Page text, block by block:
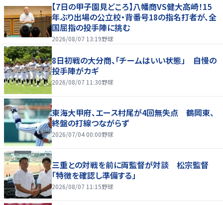
【7日の甲子園見どころ】八幡商VS健大高崎！15
年ぶり出場の公立校・背番号18の指名打者が、全
国屈指の投手陣に挑む
2026/08/07 13:19野球
8日初戦の大分商、「チームはいい状態」 自慢の
投手陣がカギ
2026/08/07 11:30野球
東海大甲府、エース村尾が4回無失点 鶴岡東、
終盤の打線つながらず
2026/07/04 00:00野球
三重との対戦を前に両監督が対談 松宗監督
「特徴を確認し準備する」
2026/08/07 11:15野球